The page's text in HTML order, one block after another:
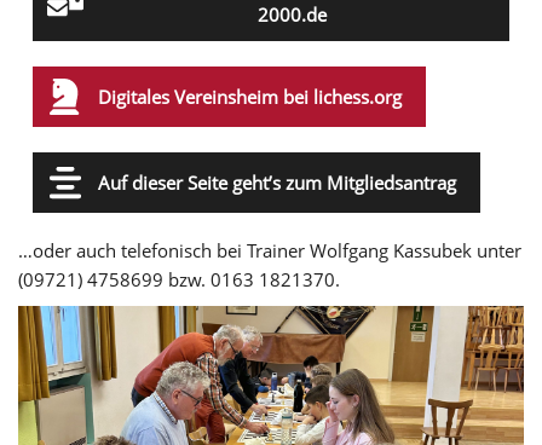
2000.de
Digitales Vereinsheim bei lichess.org
Auf dieser Seite geht’s zum Mitgliedsantrag
…oder auch telefonisch bei Trainer Wolfgang Kassubek unter
(09721) 4758699 bzw. 0163 1821370.